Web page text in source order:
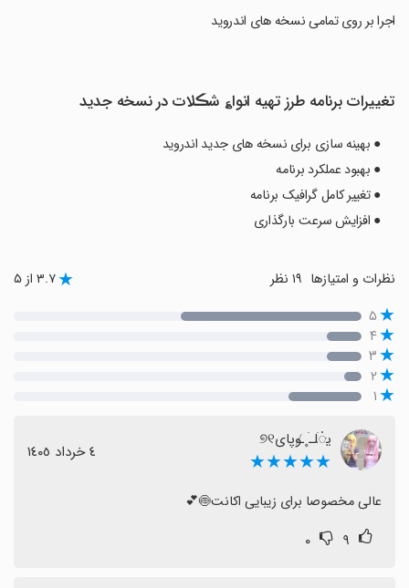
‏اجرا بر روی تمامی نسخه های اندروید
تغییرات برنامه طرز تهیه انوا؏ شڪلات در نسخه جدید
● بهینه سازی برای نسخه های جدید اندروید
● بهبود عملکرد برنامه
● تغییر کامل گرافیک برنامه
● افزایش سرعت بارگذاری
نظرات و امتیازها ۳.۷ از ۵
۵
۴
۳
۲
۱
یּꩌׄلـׄ ۪۪ـ̸وپای୭୧
★★★★★ ٤ خرداد ١٤٠٥
عالی مخصوصا برای زیبایی اکانت🍥💕
۹ ۰